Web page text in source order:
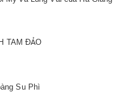
TAM ĐẢO
Su Phì